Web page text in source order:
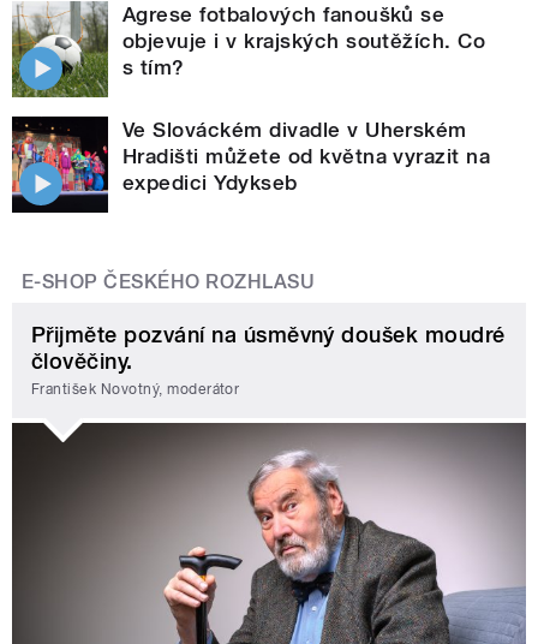
Agrese fotbalových fanoušků se
objevuje i v krajských soutěžích. Co
s tím?
Ve Slováckém divadle v Uherském
Hradišti můžete od května vyrazit na
expedici Ydykseb
E-SHOP ČESKÉHO ROZHLASU
Přijměte pozvání na úsměvný doušek moudré
člověčiny.
František Novotný, moderátor